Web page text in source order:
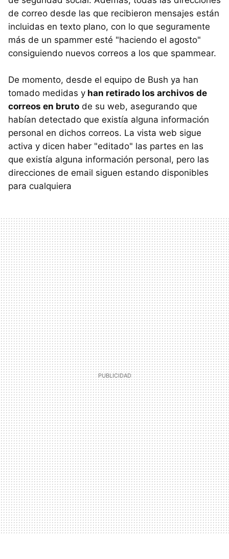
de correo desde las que recibieron mensajes están
incluidas en texto plano, con lo que seguramente
más de un spammer esté "haciendo el agosto"
consiguiendo nuevos correos a los que spammear.
De momento, desde el equipo de Bush ya han
tomado medidas y han retirado los archivos de
correos en bruto de su web, asegurando que
habían detectado que existía alguna información
personal en dichos correos. La vista web sigue
activa y dicen haber "editado" las partes en las
que existía alguna información personal, pero las
direcciones de email siguen estando disponibles
para cualquiera